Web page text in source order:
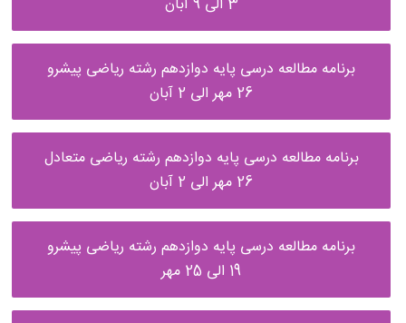
3 الی 9 آبان
برنامه مطالعه درسی پایه دوازدهم رشته ریاضی پیشرو
26 مهر الی 2 آبان
برنامه مطالعه درسی پایه دوازدهم رشته ریاضی متعادل
26 مهر الی 2 آبان
برنامه مطالعه درسی پایه دوازدهم رشته ریاضی پیشرو
19 الی 25 مهر